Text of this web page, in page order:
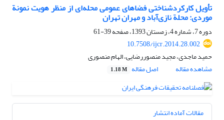
تأویل کارکردشناختی فضاهای عمومی محله‌ای از منظر هویت نمونة
موردی: محلة نازی‌آباد و مهران تهران
دوره 7، شماره 4، زمستان 1393، صفحه
39-61
10.7508/ijcr.2014.28.002
حمید ماجدی، مجید منصوررضایی، الهام منصوری
مشاهده مقاله
اصل مقاله 1.18 M
مقالات آماده انتشار